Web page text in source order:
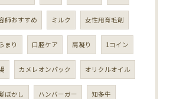
師おすすめ ミルク 女性用育毛剤
まり 口腔ケア 肩凝り 1コイン
カメレオンパック オリクルオイル
ぼかし ハンバーガー 知多牛